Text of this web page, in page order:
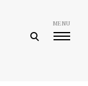
open
MENU